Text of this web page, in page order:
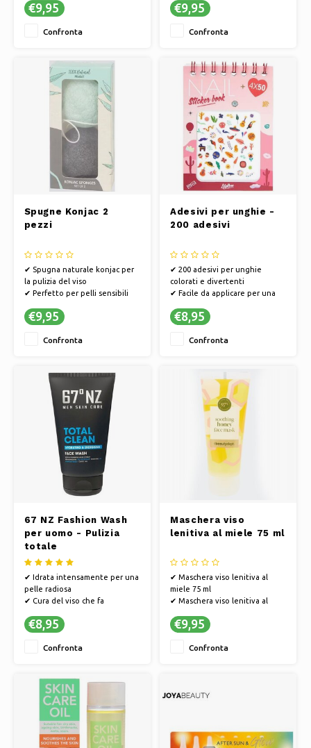
sbiadimento
un'applicazione senza sforzo
€9,95
Confronta
essentiële oliën,
andere natuurlijke
waardoor het een
unieke dubbele we
e facile
spruzzo allevia prurito e
€9,95
Confronta
Spugne Konjac 2
pezzi
✔ Spugna naturale konjac per
la pulizia del viso
✔ Perfetto per pelli sensibili
€9,95
Confronta
Adesivi per unghie -
200 adesivi
✔ 200 adesivi per unghie
colorati e divertenti
✔ Facile da applicare per una
✔ Ideale per decorazioni
€8,95
Confronta
67 NZ Fashion Wash
per uomo - Pulizia
totale
✔ Idrata intensamente per una
pelle radiosa
✔ Cura del viso che fa
✔ Nutre con ingredienti di alta
€8,95
Confronta
Maschera viso
lenitiva al miele 75 ml
✔ Maschera viso lenitiva al
miele 75 ml
✔ Maschera viso lenitiva al
✔ Morbido e idratante per la
€9,95
Confronta